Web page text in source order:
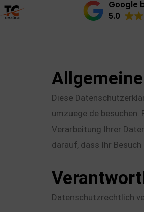
Zum
Google
5.0
Diese
umzuege.de besuchen.
Verarbeitung Ihrer
darauf, dass Ihr
Datenschutzrechtlich